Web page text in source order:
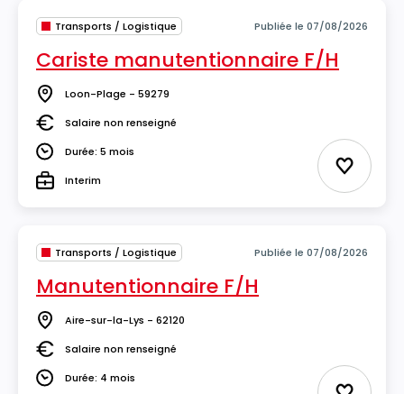
Transports / Logistique Publiée le 07/08/2026
Cariste manutentionnaire F/H
Lieu Loon-Plage - 59279
SalaireSalaire non renseigné
DuréeDurée: 5 mois
TypeInterim Ajouter
Transports / Logistique Publiée le 07/08/2026
Manutentionnaire F/H
Lieu Aire-sur-la-Lys - 62120
SalaireSalaire non renseigné
DuréeDurée: 4 mois